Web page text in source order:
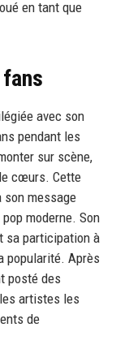
en tant que
avec son
pendant les
sur scène,
cœurs. Cette
son message
moderne. Son
sa participation à
popularité. Après
posté des
artistes les
de